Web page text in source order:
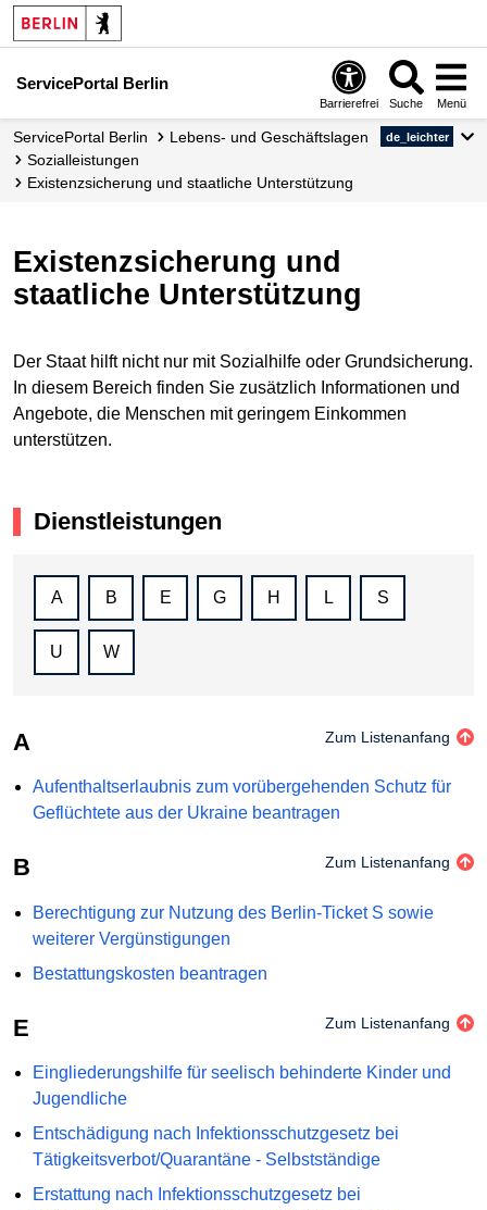
ServicePortal Berlin
Barrierefrei Suche Menü
ServicePortal Berlin
Lebens- und Geschäftslagen
Sozialleistungen
Existenzsicherung und staatliche Unterstützung
de_leichter
Existenzsicherung und
staatliche Unterstützung
Der Staat hilft nicht nur mit Sozialhilfe oder Grundsicherung.
In diesem Bereich finden Sie zusätzlich Informationen und
Angebote, die Menschen mit geringem Einkommen
unterstützen.
Dienstleistungen
A B E G H L S
U W
A Zum Listenanfang
Aufenthaltserlaubnis zum vorübergehenden Schutz für
Geflüchtete aus der Ukraine beantragen
B Zum Listenanfang
Berechtigung zur Nutzung des Berlin-Ticket S sowie
weiterer Vergünstigungen
Bestattungskosten beantragen
E Zum Listenanfang
Eingliederungshilfe für seelisch behinderte Kinder und
Jugendliche
Entschädigung nach Infektionsschutzgesetz bei
Tätigkeitsverbot/Quarantäne - Selbstständige
Erstattung nach Infektionsschutzgesetz bei